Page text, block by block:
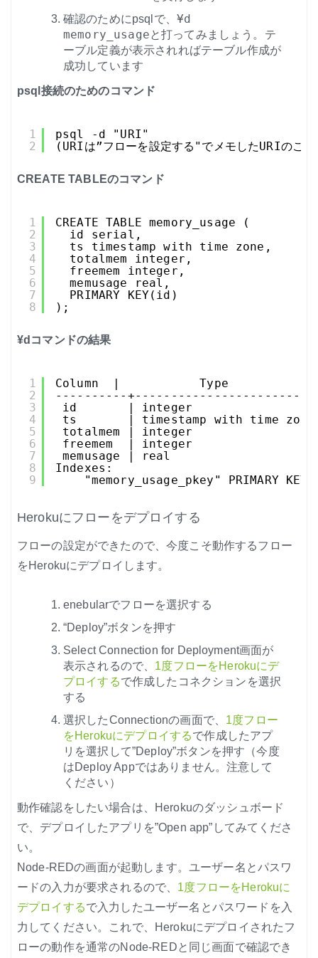
確認のためにpsqlで、 ¥d
memory_usageと打ってみましょう。テ
ーブル定義が表示されればテーブル作成が
成功しています
psql接続のためのコマンド
1
2
psql -d "URI"
(URIは”フローを設定する"でメモしたURIのこ
CREATE TABLEのコマンド
1
2
3
4
5
6
7
8
CREATE TABLE memory_usage (
id serial,
ts timestamp with time zone,
totalmem integer,
freemem integer,
memusage real,
PRIMARY KEY(id)
);
¥dコマンドの結果
1
2
3
4
5
6
7
8
9
Column  |           Type
----------
id       | integer
ts       | timestamp with time
totalmem | integer
freemem  | integer
memusage | real
Indexes:
"memory_usage_pkey" PRIMARY
Herokuにフローをデプロイする
フローの設定ができたので、今度こそ動作するフロー
をHerokuにデプロイします。
enebularでフローを選択する
“Deploy”ボタンを押す
Select Connection for Deployment画面が
表示されるので、 1度フローをHerokuにデ
プロイするで作成したコネクションを選択
する
選択したConnectionの画面で、 1度フロー
をHerokuにデプロイするで作成したアプ
リを選択して”Deploy”ボタンを押す（今度
はDeploy Appではありません。注意して
ください）
動作確認をしたい場合は、Herokuのダッシュボード
で、デプロイしたアプリを”Open app”してみてくださ
い。
Node-REDの画面が起動します。ユーザー名とパスワ
ードの入力が要求されるので、 1度フローをHerokuに
デプロイするで入力したユーザー名とパスワードを入
力してください。これで、Herokuにデプロイされたフ
ローの動作を通常のNode-REDと同じ画面で確認でき